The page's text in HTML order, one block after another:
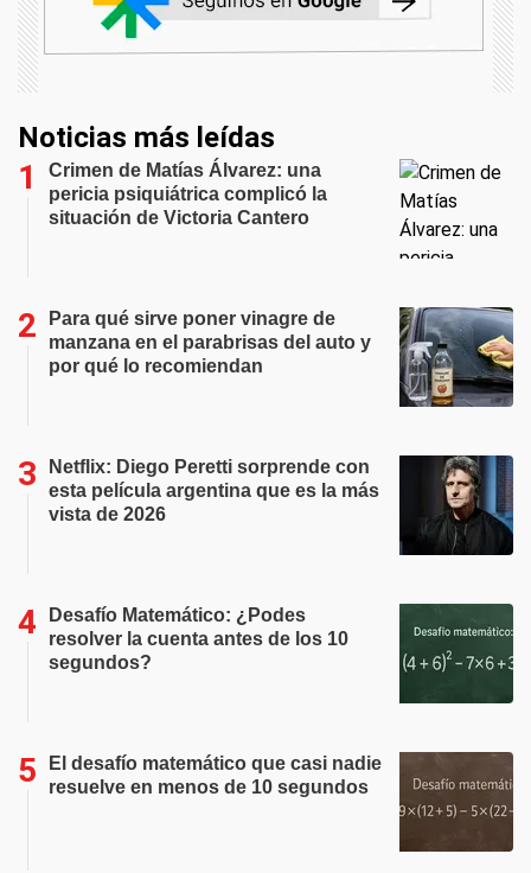
Noticias más leídas
Crimen de Matías Álvarez: una
pericia psiquiátrica complicó la
situación de Victoria Cantero
Para qué sirve poner vinagre de
manzana en el parabrisas del auto y
por qué lo recomiendan
Netflix: Diego Peretti sorprende con
esta película argentina que es la más
vista de 2026
Desafío Matemático: ¿Podes
resolver la cuenta antes de los 10
segundos?
El desafío matemático que casi nadie
resuelve en menos de 10 segundos